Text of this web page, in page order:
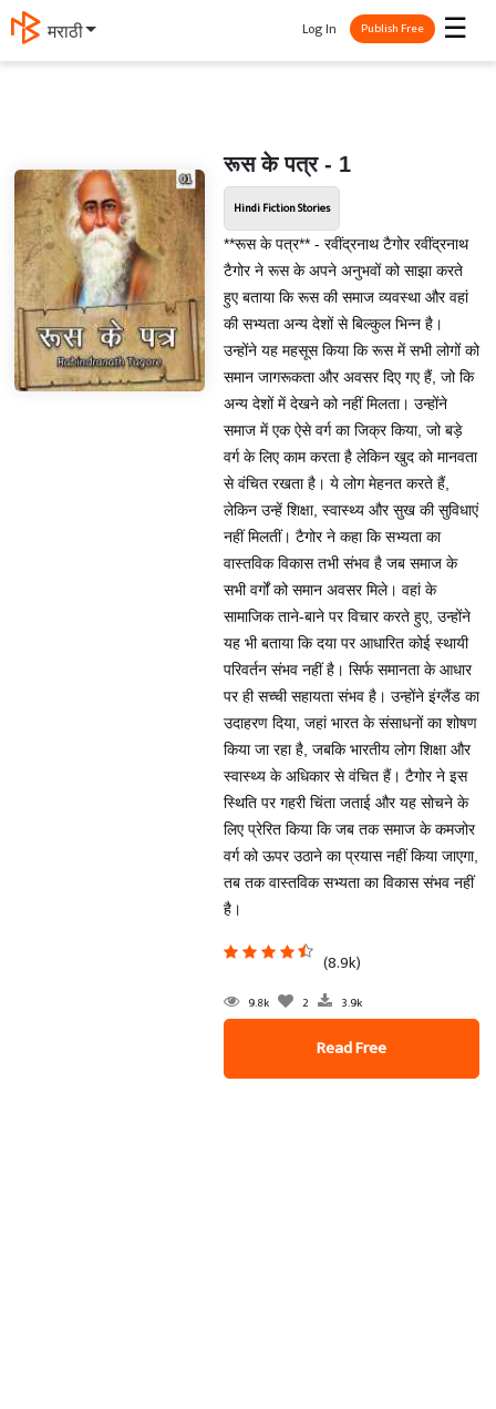
मराठी ☰
Log In Publish Free
रूस के पत्र - 1
Hindi Fiction Stories
**रूस के पत्र** - रवींद्रनाथ टैगोर रवींद्रनाथ
टैगोर ने रूस के अपने अनुभवों को साझा करते
हुए बताया कि रूस की समाज व्यवस्था और वहां
की सभ्यता अन्य देशों से बिल्कुल भिन्न है।
उन्होंने यह महसूस किया कि रूस में सभी लोगों को
समान जागरूकता और अवसर दिए गए हैं, जो कि
अन्य देशों में देखने को नहीं मिलता। उन्होंने
समाज में एक ऐसे वर्ग का जिक्र किया, जो बड़े
वर्ग के लिए काम करता है लेकिन खुद को मानवता
से वंचित रखता है। ये लोग मेहनत करते हैं,
लेकिन उन्हें शिक्षा, स्वास्थ्य और सुख की सुविधाएं
नहीं मिलतीं। टैगोर ने कहा कि सभ्यता का
वास्तविक विकास तभी संभव है जब समाज के
सभी वर्गों को समान अवसर मिले। वहां के
सामाजिक ताने-बाने पर विचार करते हुए, उन्होंने
यह भी बताया कि दया पर आधारित कोई स्थायी
परिवर्तन संभव नहीं है। सिर्फ समानता के आधार
पर ही सच्ची सहायता संभव है। उन्होंने इंग्लैंड का
उदाहरण दिया, जहां भारत के संसाधनों का शोषण
किया जा रहा है, जबकि भारतीय लोग शिक्षा और
स्वास्थ्य के अधिकार से वंचित हैं। टैगोर ने इस
स्थिति पर गहरी चिंता जताई और यह सोचने के
लिए प्रेरित किया कि जब तक समाज के कमजोर
वर्ग को ऊपर उठाने का प्रयास नहीं किया जाएगा,
तब तक वास्तविक सभ्यता का विकास संभव नहीं
है।
(8.9k)
9.8k 2 3.9k
Read Free